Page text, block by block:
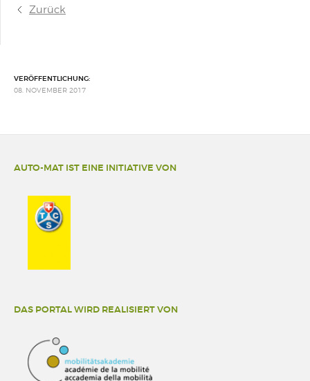
Zurück
VERÖFFENTLICHUNG:
08. NOVEMBER 2017
AUTO-MAT IST EINE INITIATIVE VON
DAS PORTAL WIRD REALISIERT VON